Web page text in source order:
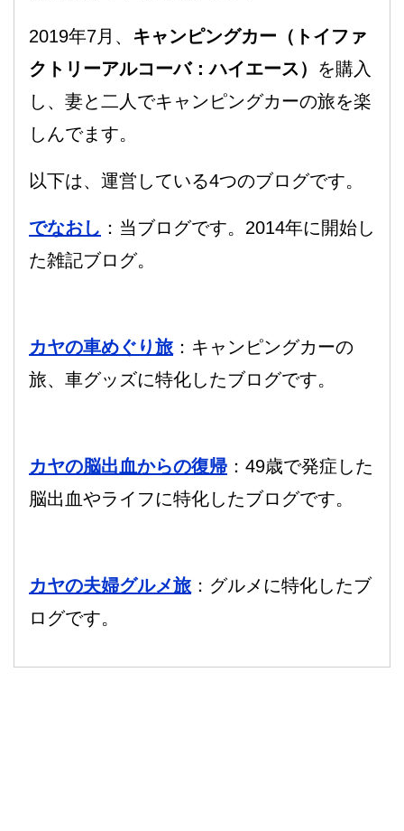
2019年7月、 キャンピングカー（トイファ
クトリーアルコーバ：ハイエース） を購入
し、妻と二人でキャンピングカーの旅を楽
しんでます。
以下は、運営している4つのブログです。
でなおし ：当ブログです。2014年に開始し
た雑記ブログ。
カヤの車めぐり旅 ：キャンピングカーの
旅、車グッズに特化したブログです。
カヤの脳出血からの復帰 ：49歳で発症した
脳出血やライフに特化したブログです。
カヤの夫婦グルメ旅 ：グルメに特化したブ
ログです。